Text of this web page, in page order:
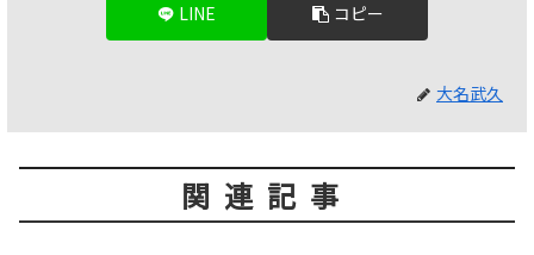
LINE コピー
大名武久
関連記事